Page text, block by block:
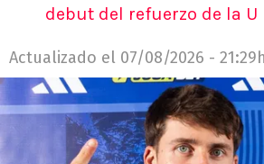
debut del refuerzo de la U
Actualizado el 07/08/2026 -